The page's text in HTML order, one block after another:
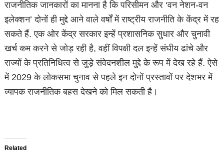
राजनीतिक जानकारों का मानना है कि परिसीमन और ‘वन नेशन-वन
इलेक्शन’ दोनों ही मुद्दे आने वाले वर्षों में राष्ट्रीय राजनीति के केंद्र में रह
सकते हैं. एक ओर केंद्र सरकार इन्हें प्रशासनिक सुधार और चुनावी
खर्च कम करने से जोड़ रही है, वहीं विपक्षी दल इन्हें संघीय ढांचे और
राज्यों के प्रतिनिधित्व से जुड़े संवेदनशील मुद्दे के रूप में देख रहे हैं. ऐसे
में 2029 के लोकसभा चुनाव से पहले इन दोनों प्रस्तावों पर देशभर में
व्यापक राजनीतिक बहस देखने को मिल सकती है।
Related